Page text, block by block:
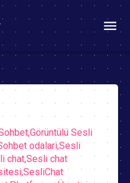
Sesli
odalari,Sesli
chat,Sesli chat